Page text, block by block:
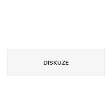
DISKUZE